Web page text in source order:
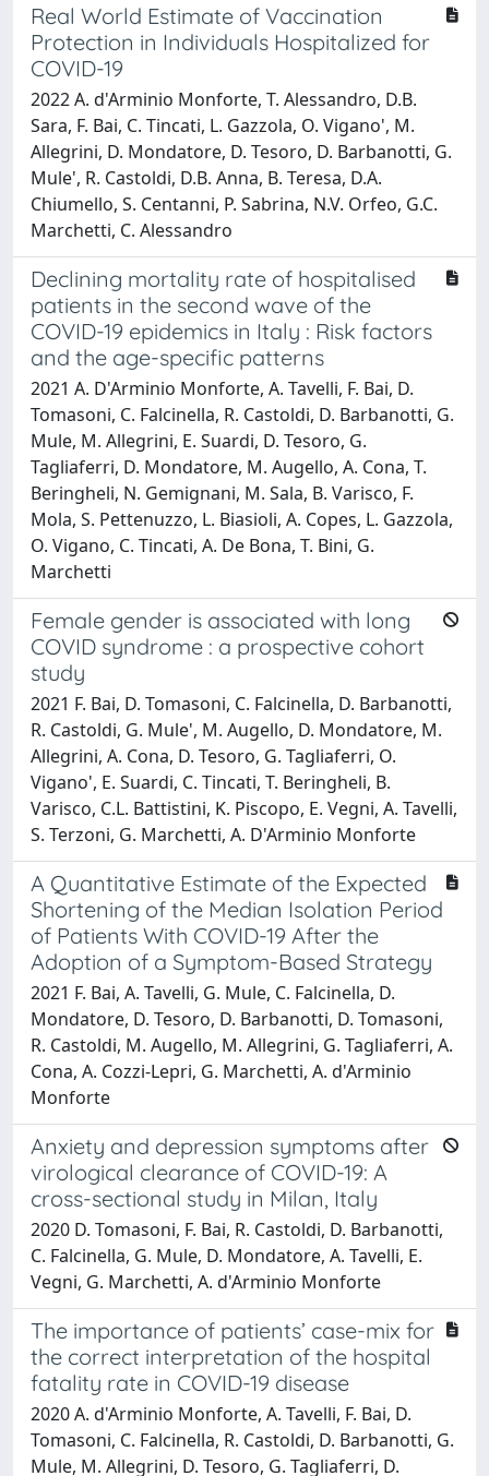
Real World Estimate of Vaccination
Protection in Individuals Hospitalized for
COVID-19
2022 A. d'Arminio Monforte, T. Alessandro, D.B.
Sara, F. Bai, C. Tincati, L. Gazzola, O. Vigano', M.
Allegrini, D. Mondatore, D. Tesoro, D. Barbanotti, G.
Mule', R. Castoldi, D.B. Anna, B. Teresa, D.A.
Chiumello, S. Centanni, P. Sabrina, N.V. Orfeo, G.C.
Marchetti, C. Alessandro
Declining mortality rate of hospitalised
patients in the second wave of the
COVID-19 epidemics in Italy : Risk factors
and the age-specific patterns
2021 A. D'Arminio Monforte, A. Tavelli, F. Bai, D.
Tomasoni, C. Falcinella, R. Castoldi, D. Barbanotti, G.
Mule, M. Allegrini, E. Suardi, D. Tesoro, G.
Tagliaferri, D. Mondatore, M. Augello, A. Cona, T.
Beringheli, N. Gemignani, M. Sala, B. Varisco, F.
Mola, S. Pettenuzzo, L. Biasioli, A. Copes, L. Gazzola,
O. Vigano, C. Tincati, A. De Bona, T. Bini, G.
Marchetti
Female gender is associated with long
COVID syndrome : a prospective cohort
study
2021 F. Bai, D. Tomasoni, C. Falcinella, D. Barbanotti,
R. Castoldi, G. Mule', M. Augello, D. Mondatore, M.
Allegrini, A. Cona, D. Tesoro, G. Tagliaferri, O.
Vigano', E. Suardi, C. Tincati, T. Beringheli, B.
Varisco, C.L. Battistini, K. Piscopo, E. Vegni, A. Tavelli,
S. Terzoni, G. Marchetti, A. D'Arminio Monforte
A Quantitative Estimate of the Expected
Shortening of the Median Isolation Period
of Patients With COVID-19 After the
Adoption of a Symptom-Based Strategy
2021 F. Bai, A. Tavelli, G. Mule, C. Falcinella, D.
Mondatore, D. Tesoro, D. Barbanotti, D. Tomasoni,
R. Castoldi, M. Augello, M. Allegrini, G. Tagliaferri, A.
Cona, A. Cozzi-Lepri, G. Marchetti, A. d'Arminio
Monforte
Anxiety and depression symptoms after
virological clearance of COVID-19: A
cross-sectional study in Milan, Italy
2020 D. Tomasoni, F. Bai, R. Castoldi, D. Barbanotti,
C. Falcinella, G. Mule, D. Mondatore, A. Tavelli, E.
Vegni, G. Marchetti, A. d'Arminio Monforte
The importance of patients’ case-mix for
the correct interpretation of the hospital
fatality rate in COVID-19 disease
2020 A. d'Arminio Monforte, A. Tavelli, F. Bai, D.
Tomasoni, C. Falcinella, R. Castoldi, D. Barbanotti, G.
Mule, M. Allegrini, D. Tesoro, G. Tagliaferri, D.